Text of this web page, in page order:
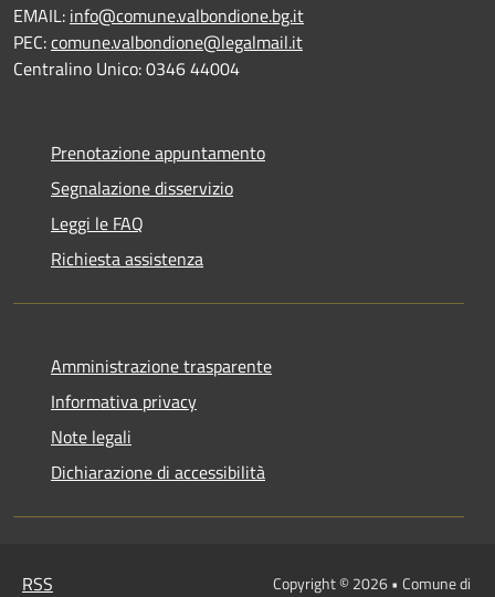
EMAIL: info@comune.valbondione.bg.it
PEC:comune.valbondione@legalmail.it
Centralino Unico: 0346 44004
Prenotazione appuntamento
Segnalazione disservizio
Leggi le FAQ
Richiesta assistenza
Amministrazione trasparente
Informativa privacy
Note legali
Dichiarazione di accessibilità
RSS
Copyright © 2026 • Comune di